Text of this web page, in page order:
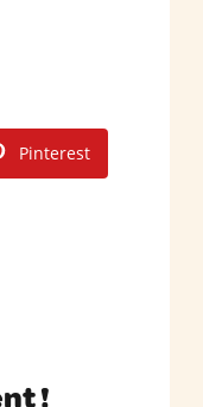
Pinterest
!